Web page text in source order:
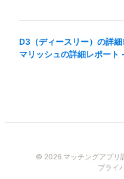
D3（ディースリー） の詳
マリッシュの詳細レポート
© 2026 マッチングアプリ
プライ